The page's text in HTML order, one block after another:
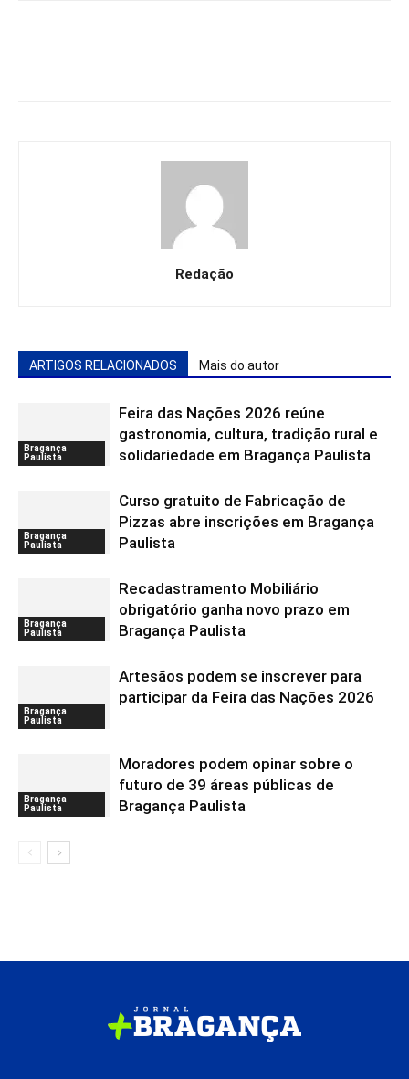
Redação
ARTIGOS RELACIONADOS Mais do autor
Bragança
Paulista
Feira das Nações 2026 reúne
gastronomia, cultura, tradição rural e
solidariedade em Bragança Paulista
Bragança
Paulista
Curso gratuito de Fabricação de
Pizzas abre inscrições em Bragança
Paulista
Bragança
Paulista
Recadastramento Mobiliário
obrigatório ganha novo prazo em
Bragança Paulista
Bragança
Paulista
Artesãos podem se inscrever para
participar da Feira das Nações 2026
Bragança
Paulista
Moradores podem opinar sobre o
futuro de 39 áreas públicas de
Bragança Paulista